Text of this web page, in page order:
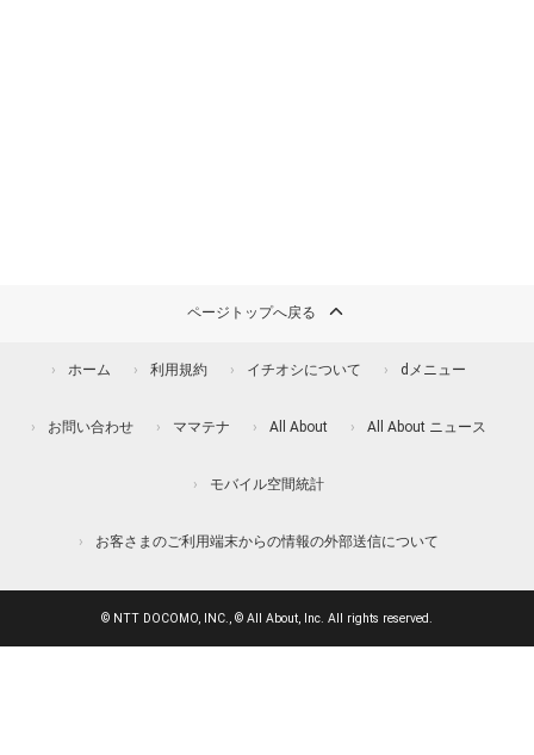
ページトップへ戻る
ホーム 利用規約 イチオシについて dメニュー
お問い合わせ ママテナ All About All About ニュース
モバイル空間統計
お客さまのご利用端末からの情報の外部送信について
© NTT DOCOMO, INC., © All About, Inc. All rights reserved.